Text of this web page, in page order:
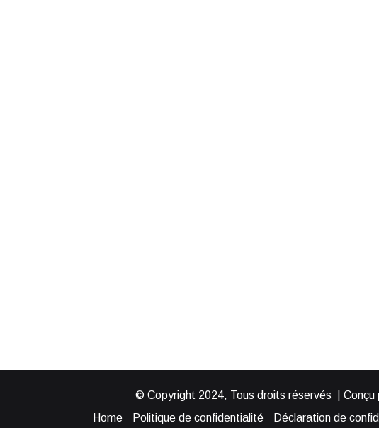
© Copyright 2024, Tous droits réservés | Conçu
Home
Politique de confidentialité Déclaration de